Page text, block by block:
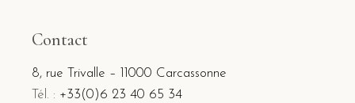
Contact
8, rue Trivalle – 11000 Carcassonne
Tél. : +33(0)6 23 40 65 34